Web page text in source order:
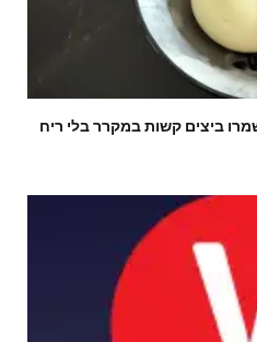
ביצים קשות במקרר בלי ריח